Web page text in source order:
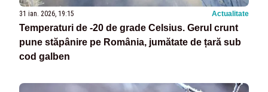
31 ian. 2026, 19:15 Actualitate
Temperaturi de -20 de grade Celsius. Gerul crunt
pune stăpânire pe România, jumătate de țară sub
cod galben